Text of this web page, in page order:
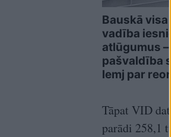
Bauskā visa
vadība iesniedz
atlūgumus –
pašvaldība
lemj par
Tāpat VID dati
parādi 258,1